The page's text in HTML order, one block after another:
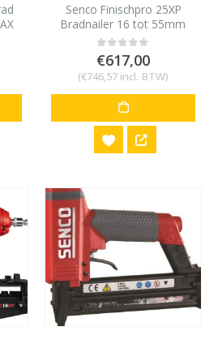
Senco Finischpro 25XP
Bradnailer 16 tot 55mm
voor AX/AY minibrads 18
gauge
0out of 5
€617,00
(€746,57 incl. BTW)